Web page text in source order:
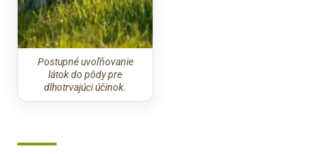
Postupné uvoľňovanie
látok do pôdy pre
dlhotrvajúci účinok.